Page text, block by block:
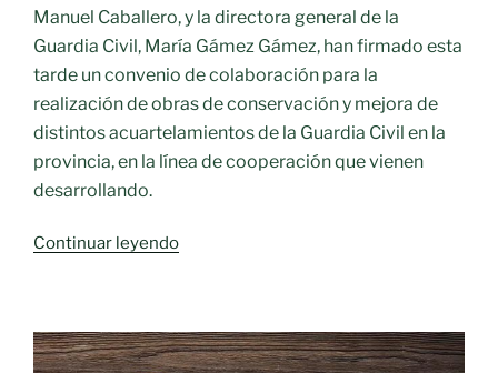
Manuel Caballero, y la directora general de la
Guardia Civil, María Gámez Gámez, han firmado esta
tarde un convenio de colaboración para la
realización de obras de conservación y mejora de
distintos acuartelamientos de la Guardia Civil en la
provincia, en la línea de cooperación que vienen
desarrollando.
Continuar leyendo«El
Diputación